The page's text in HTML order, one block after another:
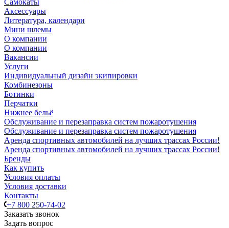
Самокаты
Аксессуары
Литература, календари
Мини шлемы
О компании
О компании
Вакансии
Услуги
Индивидуальный дизайн экипировки
Комбинезоны
Ботинки
Перчатки
Нижнее бельё
Обслуживание и перезаправка систем пожаротушения
Обслуживание и перезаправка систем пожаротушения
Аренда спортивных автомобилей на лучших трассах России!
Аренда спортивных автомобилей на лучших трассах России!
Бренды
Как купить
Условия оплаты
Условия доставки
Контакты
+7 800 250-74-02
Заказать звонок
Задать вопрос